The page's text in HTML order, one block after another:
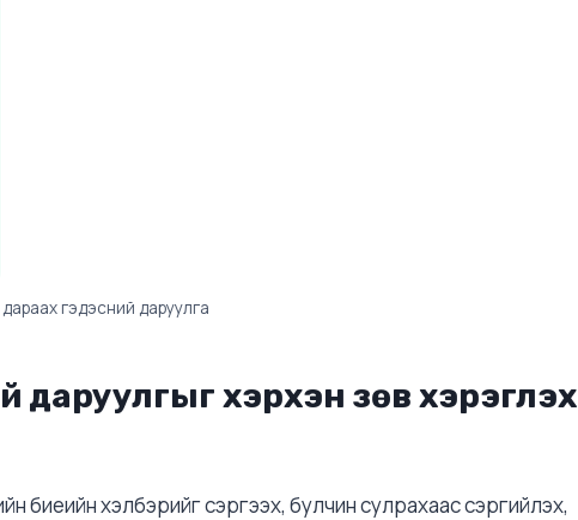
дараах гэдэсний даруулга
даруулгыг хэрхэн зөв хэрэглэх
биеийн хэлбэрийг сэргээх, булчин сулрахаас сэргийлэх,